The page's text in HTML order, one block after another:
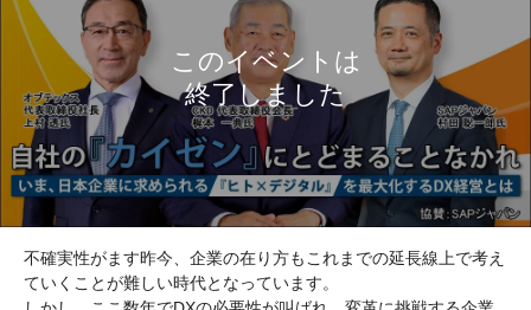
不確実性がます昨今、企業の在り方もこれまでの延長線上で考え
ていくことが難しい時代となっています。